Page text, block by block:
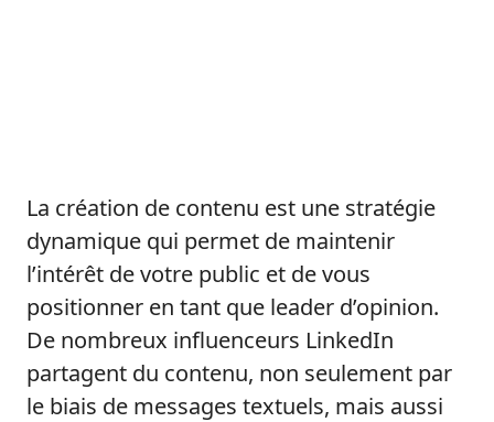
La création de contenu est une stratégie
dynamique qui permet de maintenir
l’intérêt de votre public et de vous
positionner en tant que leader d’opinion.
De nombreux influenceurs LinkedIn
partagent du contenu, non seulement par
le biais de messages textuels, mais aussi